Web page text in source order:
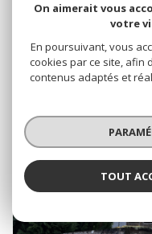
On aimerait vous
votre
En poursuivant, vous
cookies par ce site, afin
contenus adaptés et
TOUT